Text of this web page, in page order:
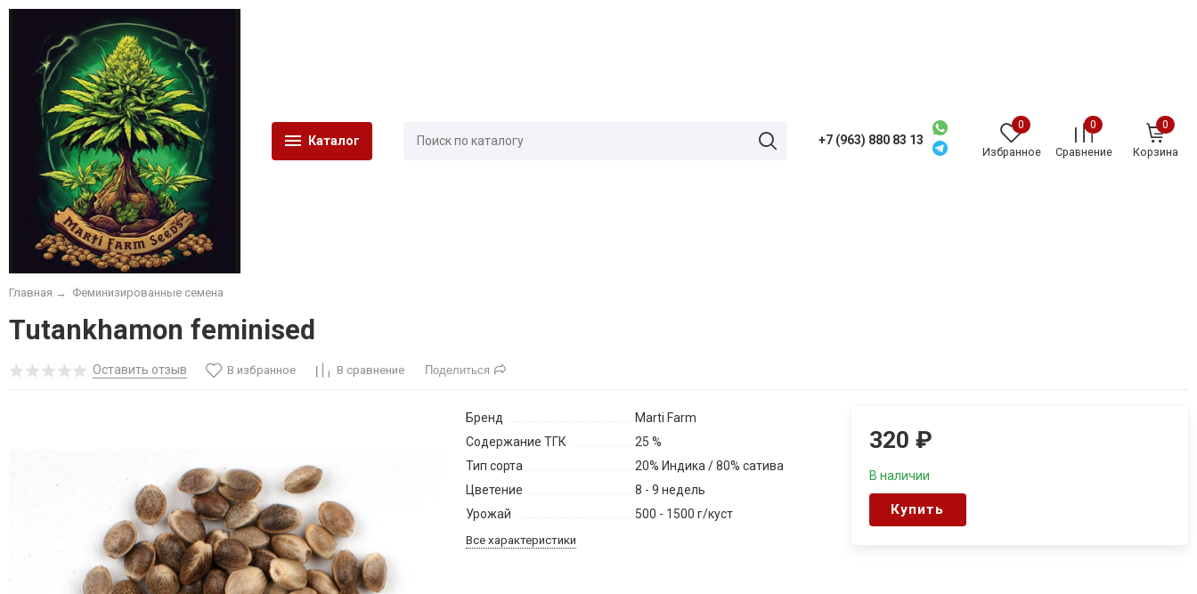
Каталог +7 (963) 880 83 13
0
Избранное
0
Сравнение
0
Корзина
Главная → Феминизированные семена
Tutankhamon feminised
Оставить отзыв В избранное В сравнение Поделиться
Бренд
Marti Farm
Содержание ТГК
25 %
Тип сорта
20% Индика / 80% сатива
Цветение
8 - 9 недель
Урожай
500 - 1500 г/куст
Все характеристики
320 ₽
В наличии
Купить